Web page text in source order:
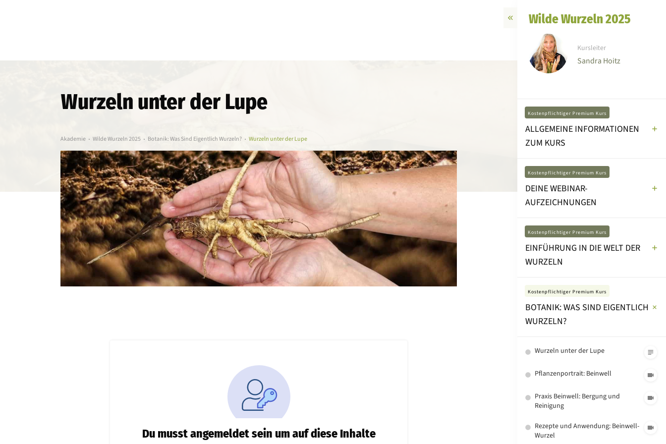
Wurzeln unter der Lupe
Akademie Wilde Wurzeln 2025 Botanik: Was Sind Eigentlich Wurzeln? Wurzeln unter der Lupe
Du musst angemeldet sein um auf diese Inhalte
Wilde Wurzeln 2025
Kursleiter
Sandra Hoitz
Kostenpflichtiger Premium Kurs
ALLGEMEINE INFORMATIONEN
ZUM KURS
Kostenpflichtiger Premium Kurs
DEINE WEBINAR-
AUFZEICHNUNGEN
Kostenpflichtiger Premium Kurs
EINFÜHRUNG IN DIE WELT DER
WURZELN
Kostenpflichtiger Premium Kurs
BOTANIK: WAS SIND EIGENTLICH
WURZELN?
Wurzeln unter der Lupe
Pflanzenportrait: Beinwell
Praxis Beinwell: Bergung und
Reinigung
Rezepte und Anwendung: Beinwell-
Wurzel